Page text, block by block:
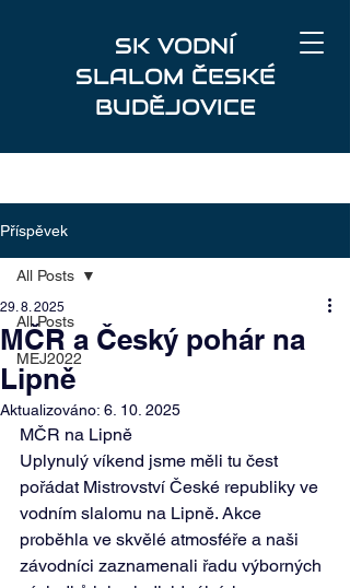
SK VODNÍ
SLALOM ČESKÉ
BUDĚJOVICE
Příspěvek
All Posts
MEJ2022
All Posts
MČR a Český pohár na
Lipně
29. 8. 2025
Aktualizováno: 6. 10. 2025
MČR na Lipně
Uplynulý víkend jsme měli tu čest
pořádat Mistrovství České republiky ve
vodním slalomu na Lipně. Akce
proběhla ve skvělé atmosféře a naši
závodníci zaznamenali řadu výborných